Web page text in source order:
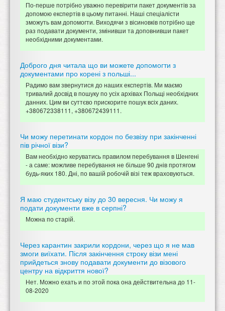
По-перше потрібно уважно перевірити пакет документів за
допомою експертів в цьому питанні. Наші спеціалісти
зможуть вам допомогти. Виходячи з вісиновків потрібно ще
раз подавати документи, змінивши та доповнивши пакет
необхідними документами.
Доброго дня читала що ви можете допомогти з
документами про корені з польші...
Радимо вам звернутися до наших експертів. Ми маємо
тривалий досвід в пошуку по усіх архівах Польщі необхідних
данних. Цим ви суттєво прискорите пошук всіх даних.
+380672338111, +380672439111.
Чи можу перетинати кордон по безвізу при закінченні
пів річної візи?
Вам необхідно керуватись правилом перебування в Шенгені
- а саме: можливе перебування не більше 90 днів протягом
будь-яких 180. Дні, по вашій робочій візі теж враховуються.
Я маю студентську візу до 30 вересня. Чи можу я
подати документи вже в серпні?
Можна по старій.
Через карантин закрили кордони, через що я не мав
змоги виїхати. Після закінчення строку візи мені
прийдеться знову подавати документи до візового
центру на відкриття нової?
Нет. Можно ехать и по этой пока она действительна до 11-
08-2020